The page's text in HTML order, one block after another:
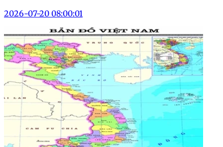
2026-07-20 08:00:01